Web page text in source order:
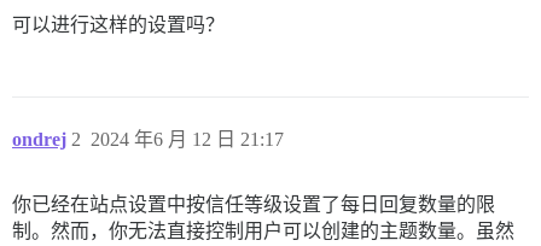
可以进行这样的设置吗？
ondrej 2024 年6 月 12 日 21:17
2
你已经在站点设置中按信任等级设置了每日回复数量的限
制。然而，你无法直接控制用户可以创建的主题数量。虽然